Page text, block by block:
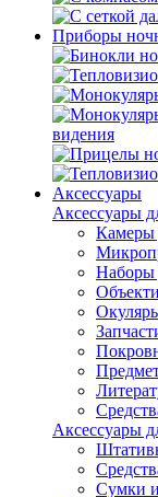
Приборы
видения
Аксессуары
Аксессуары
Камеры
Наборы
Аксессуары
Сумки